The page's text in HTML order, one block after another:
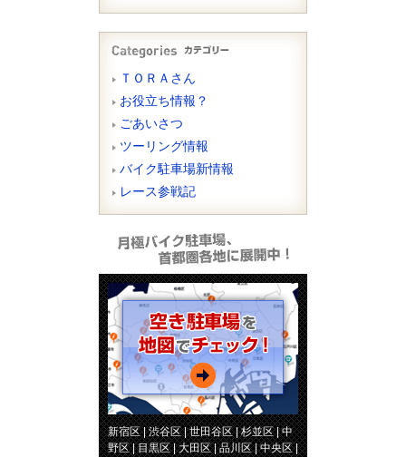
ＴＯＲＡさん
お役立ち情報？
ごあいさつ
ツーリング情報
バイク駐車場新情報
レース参戦記
新宿区 | 渋谷区 | 世田谷区 | 杉並区 | 中
野区 | 目黒区 | 大田区 | 品川区 | 中央区 |